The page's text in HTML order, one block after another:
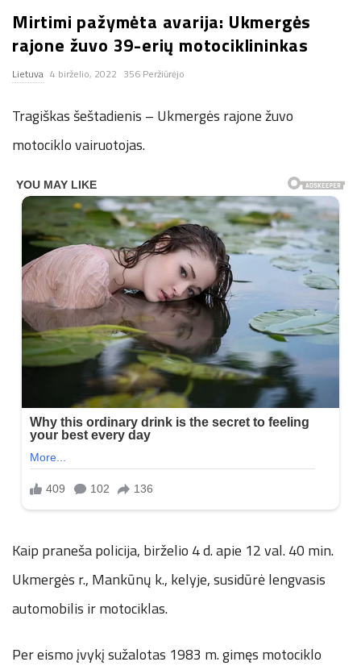
n
.
n
e
t
Mirtimi pažymėta avarija: Ukmergės
rajone žuvo 39-erių motociklininkas
Lietuva 4 birželio, 2022 356 Peržiūrėjo
Tragiškas šeštadienis – Ukmergės rajone žuvo
motociklo vairuotojas.
Kaip praneša policija, birželio 4 d. apie 12 val. 40 min.
Ukmergės r., Mankūnų k., kelyje, susidūrė lengvasis
automobilis ir motociklas.
Per eismo įvykį sužalotas 1983 m. gimęs motociklo